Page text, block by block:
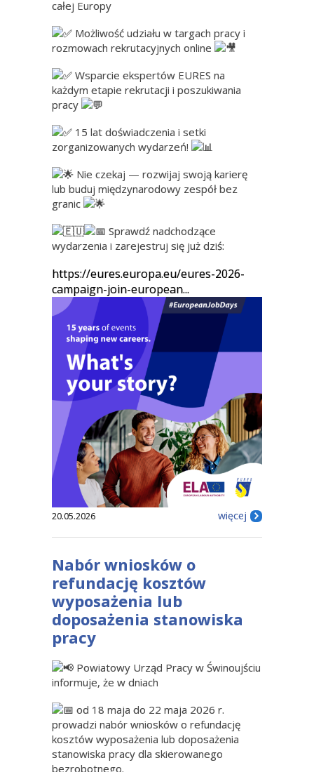
całej Europy
Możliwość udziału w targach pracy i
rozmowach rekrutacyjnych online
Wsparcie ekspertów EURES na
każdym etapie rekrutacji i poszukiwania
pracy
15 lat doświadczenia i setki
zorganizowanych wydarzeń!
Nie czekaj — rozwijaj swoją karierę
lub buduj międzynarodowy zespół bez
granic
Sprawdź nadchodzące
wydarzenia i zarejestruj się już dziś:
https://eures.europa.eu/eures-2026-
campaign-join-european...
20.05.2026 więcej
Nabór wniosków o
refundację kosztów
wyposażenia lub
doposażenia stanowiska
pracy
Powiatowy Urząd Pracy w Świnoujściu
informuje, że w dniach
od 18 maja do 22 maja 2026 r.
prowadzi nabór wniosków o refundację
kosztów wyposażenia lub doposażenia
stanowiska pracy dla skierowanego
bezrobotnego.